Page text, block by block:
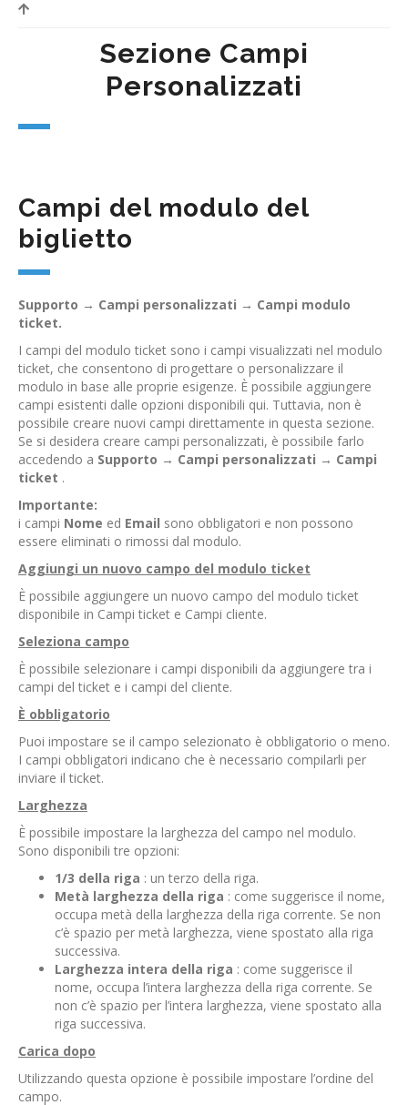
Sezione Campi
Personalizzati
Campi del modulo del
biglietto
Supporto → Campi personalizzati → Campi modulo
ticket.
I campi del modulo ticket sono i campi visualizzati nel modulo
ticket, che consentono di progettare o personalizzare il
modulo in base alle proprie esigenze. È possibile aggiungere
campi esistenti dalle opzioni disponibili qui. Tuttavia, non è
possibile creare nuovi campi direttamente in questa sezione.
Se si desidera creare campi personalizzati, è possibile farlo
accedendo a Supporto → Campi personalizzati → Campi
ticket .
Importante:
i campi Nome ed Email sono obbligatori e non possono
essere eliminati o rimossi dal modulo.
Aggiungi un nuovo campo del modulo ticket
È possibile aggiungere un nuovo campo del modulo ticket
disponibile in Campi ticket e Campi cliente.
Seleziona campo
È possibile selezionare i campi disponibili da aggiungere tra i
campi del ticket e i campi del cliente.
È obbligatorio
Puoi impostare se il campo selezionato è obbligatorio o meno.
I campi obbligatori indicano che è necessario compilarli per
inviare il ticket.
Larghezza
È possibile impostare la larghezza del campo nel modulo.
Sono disponibili tre opzioni:
1/3 della riga : un terzo della riga.
Metà larghezza della riga : come suggerisce il nome,
occupa metà della larghezza della riga corrente. Se non
c’è spazio per metà larghezza, viene spostato alla riga
successiva.
Larghezza intera della riga : come suggerisce il
nome, occupa l’intera larghezza della riga corrente. Se
non c’è spazio per l’intera larghezza, viene spostato alla
riga successiva.
Carica dopo
Utilizzando questa opzione è possibile impostare l’ordine del
campo.